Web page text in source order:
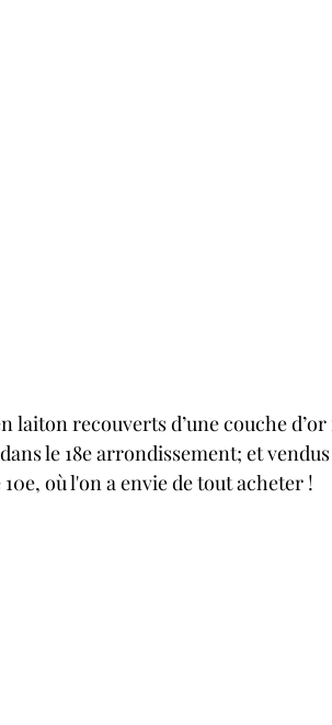
laiton recouverts d’une couche
le 18e arrondissement; et
où l'on a envie de tout acheter !